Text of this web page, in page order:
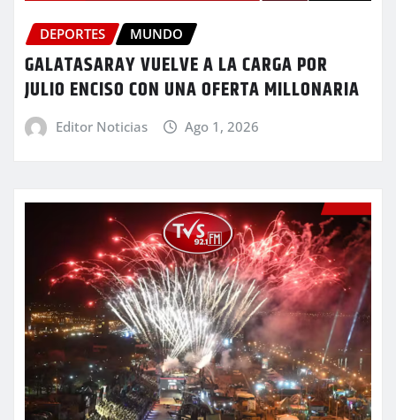
DEPORTES MUNDO
GALATASARAY VUELVE A LA CARGA POR
JULIO ENCISO CON UNA OFERTA MILLONARIA
Editor Noticias Ago 1, 2026